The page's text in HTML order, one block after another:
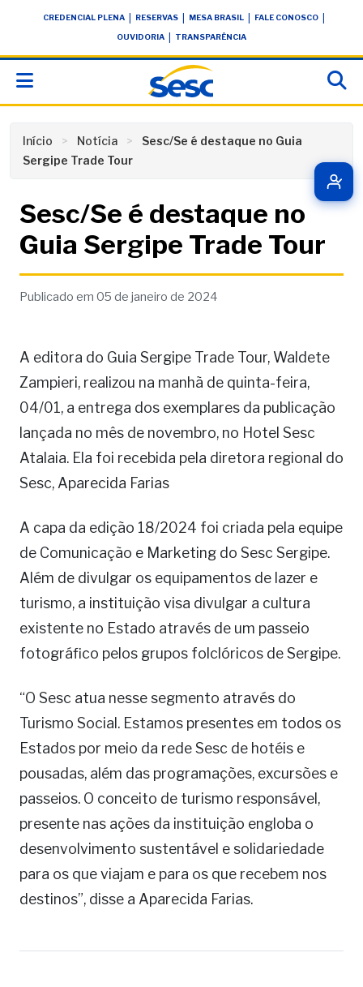
conteúdoCREDENCIAL PLENA RESERVAS MESA BRASIL FALE CONOSCO
OUVIDORIA TRANSPARÊNCIA
Início Notícia
Sesc/Se é destaque no Guia
Sergipe Trade Tour
Sesc/Se é destaque no
Guia Sergipe Trade Tour
Publicado em 05 de janeiro de 2024
A editora do Guia Sergipe Trade Tour, Waldete
Zampieri, realizou na manhã de quinta-feira,
04/01, a entrega dos exemplares da publicação
lançada no mês de novembro, no Hotel Sesc
Atalaia. Ela foi recebida pela diretora regional do
Sesc, Aparecida Farias
A capa da edição 18/2024 foi criada pela equipe
de Comunicação e Marketing do Sesc Sergipe.
Além de divulgar os equipamentos de lazer e
turismo, a instituição visa divulgar a cultura
existente no Estado através de um passeio
fotográfico pelos grupos folclóricos de Sergipe.
“O Sesc atua nesse segmento através do
Turismo Social. Estamos presentes em todos os
Estados por meio da rede Sesc de hotéis e
pousadas, além das programações, excursões e
passeios. O conceito de turismo responsável,
presente nas ações da instituição engloba o
desenvolvimento sustentável e solidariedade
para os que viajam e para os que recebem nos
destinos”, disse a Aparecida Farias.